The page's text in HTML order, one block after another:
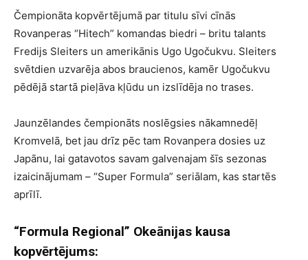
Čempionāta kopvērtējumā par titulu sīvi cīnās
Rovanperas “Hitech” komandas biedri – britu talants
Fredijs Sleiters un amerikānis Ugo Ugočukvu. Sleiters
svētdien uzvarēja abos braucienos, kamēr Ugočukvu
pēdējā startā pieļāva kļūdu un izslīdēja no trases.
Jaunzēlandes čempionāts noslēgsies nākamnedēļ
Kromvelā, bet jau drīz pēc tam Rovanpera dosies uz
Japānu, lai gatavotos savam galvenajam šīs sezonas
izaicinājumam – “Super Formula” seriālam, kas startēs
aprīlī.
“Formula Regional” Okeānijas kausa
kopvērtējums: